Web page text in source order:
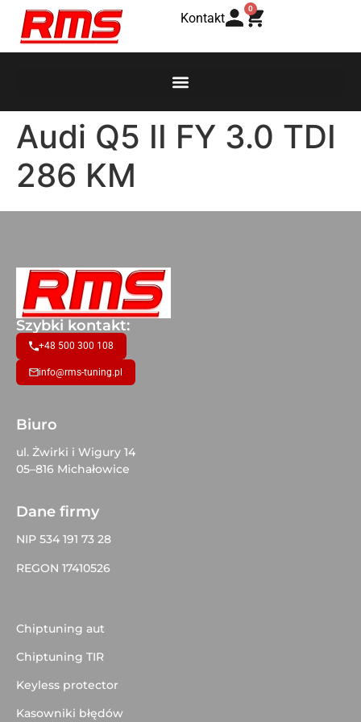
Kontakt
0
Audi Q5 II FY 3.0 TDI
286 KM
Szybki kontakt:
+48 500 300 108
info@rms-tuning.pl
Biuro
ul. Żwirki i Wigury 14
05–816 Michałowice
Dane firmy
NIP 534 191 73 28
REGON 17410526
Chiptuning aut
Chiptuning TIR
Keyless protector
Kasowniki błędów